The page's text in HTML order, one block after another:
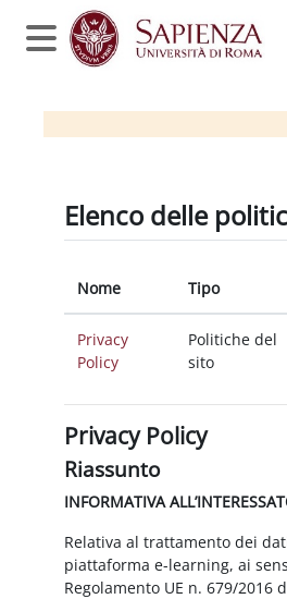
Vai al contenuto principale
Pannello laterale
Elenco delle
Nome Tipo
Privacy
Policy
Politiche del
sito
Privacy Policy
Riassunto
INFORMATIVA
Relativa al trattamento dei
piattaforma e-learning, ai
Regolamento UE n. 679/2016